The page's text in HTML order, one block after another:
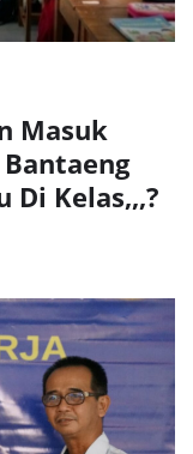
Masuk
Di Kelas,,,?